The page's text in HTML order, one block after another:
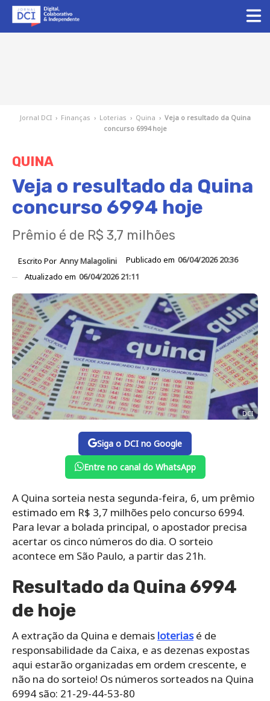
Jornal DCI › Finanças › Loterias › Quina › Veja o resultado da Quina
concurso 6994 hoje
QUINA
Veja o resultado da Quina
concurso 6994 hoje
Prêmio é de R$ 3,7 milhões
Escrito Por Anny Malagolini Publicado em 06/04/2026 20:36
Atualizado em 06/04/2026 21:11
DCI
Siga o DCI no Google
Entre no canal do WhatsApp
A Quina sorteia nesta segunda-feira, 6, um prêmio
estimado em R$ 3,7 milhões pelo concurso 6994.
Para levar a bolada principal, o apostador precisa
acertar os cinco números do dia. O sorteio
acontece em São Paulo, a partir das 21h.
Resultado da Quina 6994
de hoje
A extração da Quina e demais loteriasé de
responsabilidade da Caixa, e as dezenas expostas
aqui estarão organizadas em ordem crescente, e
não na do sorteio! Os números sorteados na Quina
6994 são: 21-29-44-53-80